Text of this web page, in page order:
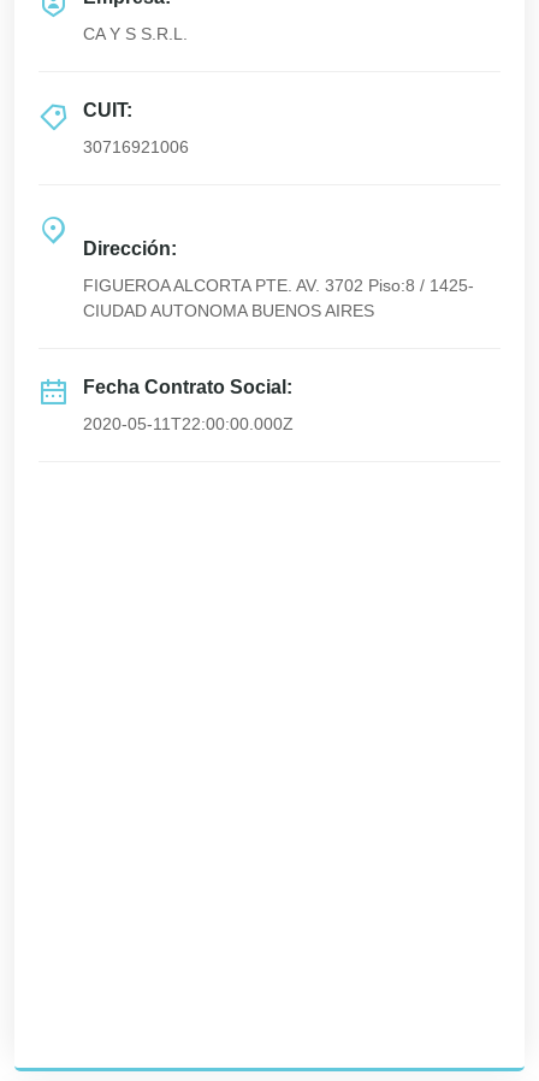
CA Y S S.R.L.
CUIT:
30716921006
Dirección:
FIGUEROA ALCORTA PTE. AV. 3702 Piso:8 / 1425-
CIUDAD AUTONOMA BUENOS AIRES
Fecha Contrato Social:
2020-05-11T22:00:00.000Z